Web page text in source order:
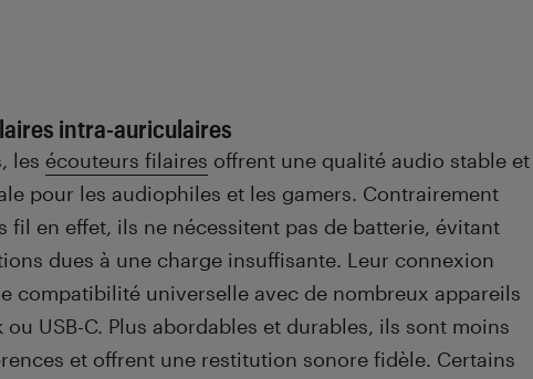
intra-auriculaires
les écouteurs filaires offrent une qualité audio stable et
pour les audiophiles et les gamers. Contrairement
fil en effet, ils ne nécessitent pas de batterie, évitant
dues à une charge insuffisante. Leur connexion
compatibilité universelle avec de nombreux appareils
USB-C. Plus abordables et durables, ils sont moins
et offrent une restitution sonore fidèle. Certains